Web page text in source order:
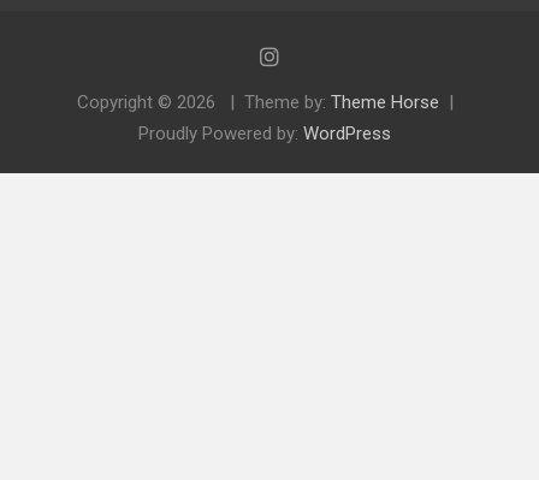
Copyright © 2026 Theme by: Theme Horse
Proudly Powered by: WordPress